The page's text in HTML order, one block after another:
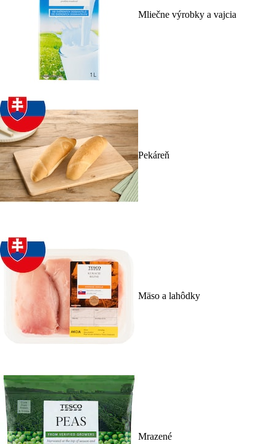
Mliečne výrobky a vajcia
Pekáreň
Mäso a lahôdky
Mrazené